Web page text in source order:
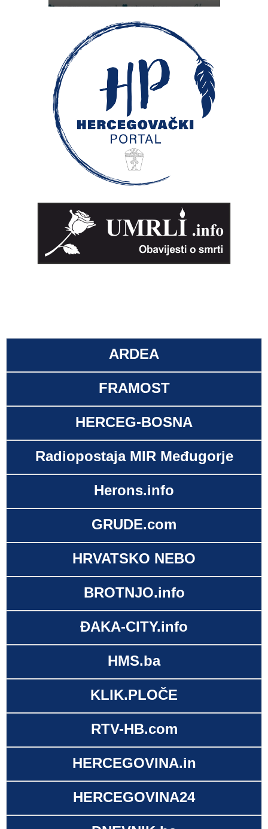
ARDEA
FRAMOST
HERCEG-BOSNA
Radiopostaja MIR Međugorje
Herons.info
GRUDE.com
HRVATSKO NEBO
BROTNJO.info
ĐAKA-CITY.info
HMS.ba
KLIK.PLOČE
RTV-HB.com
HERCEGOVINA.in
HERCEGOVINA24